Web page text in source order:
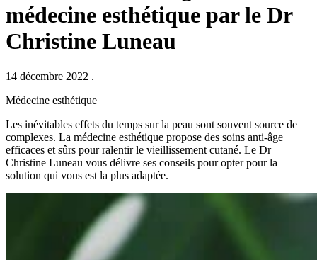
médecine esthétique par le Dr
Christine Luneau
14 décembre 2022 .
Médecine esthétique
Les inévitables effets du temps sur la peau sont souvent source de
complexes. La médecine esthétique propose des soins anti-âge
efficaces et sûrs pour ralentir le vieillissement cutané. Le Dr
Christine Luneau vous délivre ses conseils pour opter pour la
solution qui vous est la plus adaptée.